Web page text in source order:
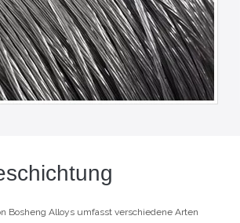
Bosheng Alloys umfasst verschiedene Arten